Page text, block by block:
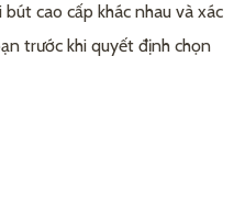
cao cấp khác nhau và xác
trước khi quyết định chọn